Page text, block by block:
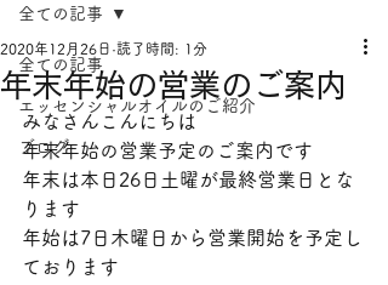
全ての記事
エッセンシャルオイルのご紹介
ブログ
全ての記事
年末年始の営業のご案内
2020年12月26日 読了時間: 1分
みなさんこんにちは
年末年始の営業予定のご案内です
年末は本日26日土曜が最終営業日とな
ります
年始は7日木曜日から営業開始を予定し
ております